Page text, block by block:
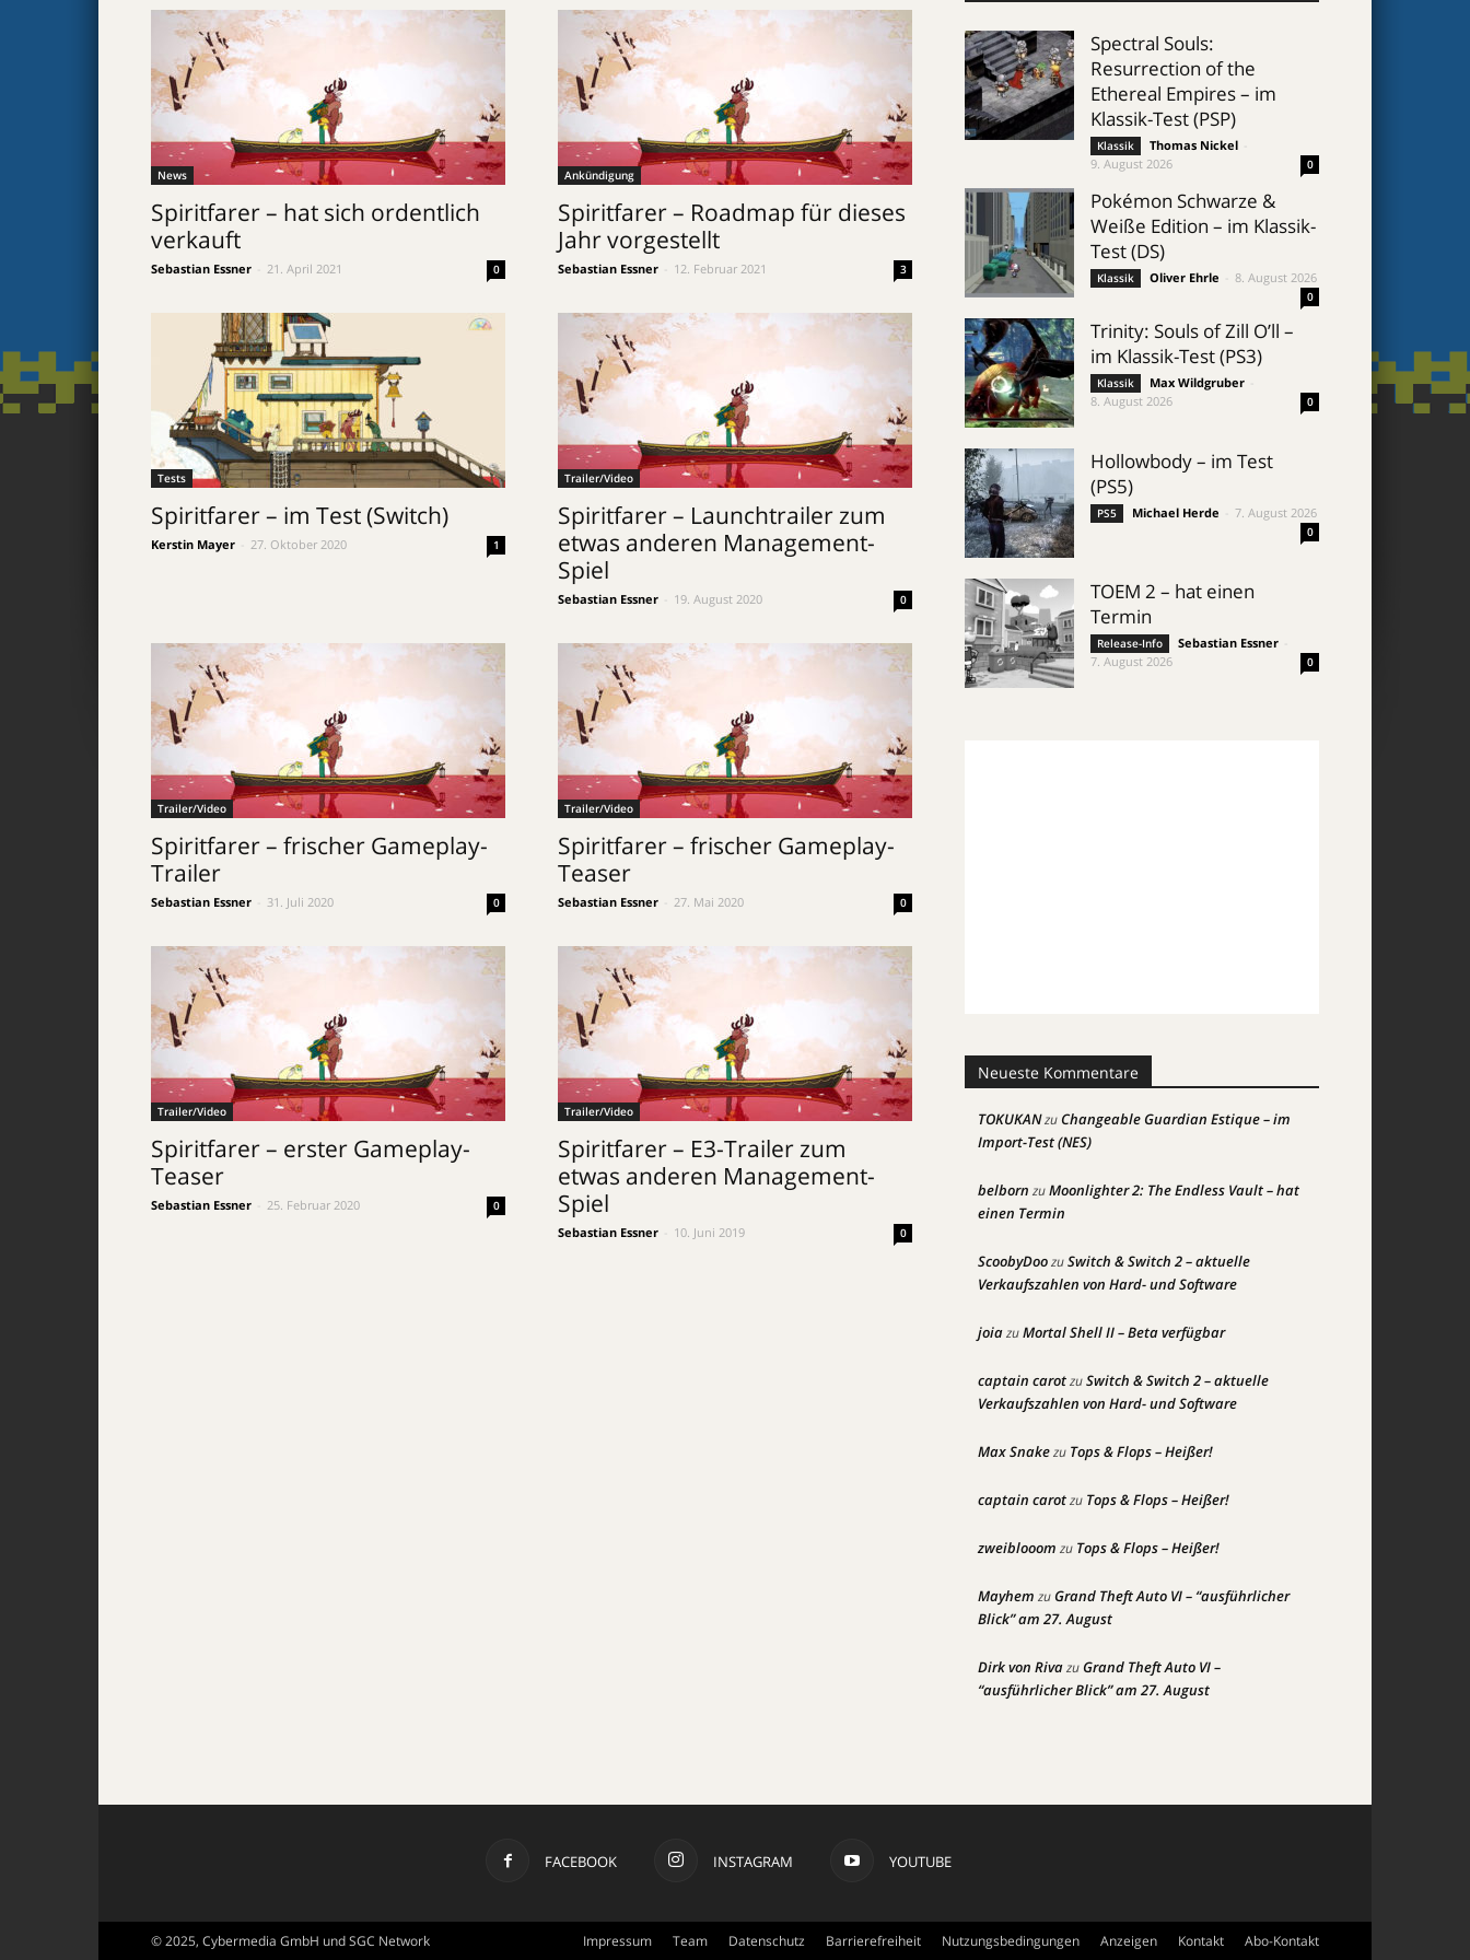
News
Spiritfarer – hat sich ordentlich
verkauft
Sebastian Essner 21. April 2021 0
Ankündigung
Spiritfarer – Roadmap für dieses
Jahr vorgestellt
Sebastian Essner 12. Februar 2021 3
Tests
Spiritfarer – im Test (Switch)
Kerstin Mayer 27. Oktober 2020 1
Trailer/Video
Spiritfarer – Launchtrailer zum
etwas anderen Management-
Spiel
Sebastian Essner 19. August 2020 0
Trailer/Video
Spiritfarer – frischer Gameplay-
Trailer
Sebastian Essner 31. Juli 2020 0
Trailer/Video
Spiritfarer – frischer Gameplay-
Teaser
Sebastian Essner 27. Mai 2020 0
Trailer/Video
Spiritfarer – erster Gameplay-
Teaser
Sebastian Essner 25. Februar 2020 0
Trailer/Video
Spiritfarer – E3-Trailer zum
etwas anderen Management-
Spiel
Sebastian Essner 10. Juni 2019 0
Spectral Souls:
Resurrection of the
Ethereal Empires – im
Klassik-Test (PSP)
Klassik Thomas Nickel
9. August 2026
0
Pokémon Schwarze &
Weiße Edition – im Klassik-
Test (DS)
Klassik Oliver Ehrle 8. August 2026
0
Trinity: Souls of Zill O’ll –
im Klassik-Test (PS3)
Klassik Max Wildgruber
8. August 2026
0
Hollowbody – im Test
(PS5)
PS5 Michael Herde 7. August 2026
0
TOEM 2 – hat einen
Termin
Release-Info Sebastian Essner
7. August 2026
0
Neueste Kommentare
TOKUKANzuChangeable Guardian Estique – im
Import-Test (NES)
belborn zuMoonlighter 2: The Endless Vault – hat
einen Termin
ScoobyDoozuSwitch & Switch 2 – aktuelle
Verkaufszahlen von Hard- und Software
joiazuMortal Shell II – Beta verfügbar
captain carotzuSwitch & Switch 2 – aktuelle
Verkaufszahlen von Hard- und Software
Max Snakezu Tops & Flops – Heißer!
captain carotzu Tops & Flops – Heißer!
zweiblooom zu Tops & Flops – Heißer!
Mayhem zuGrand Theft Auto VI – “ausführlicher
Blick” am 27. August
Dirk von RivazuGrand Theft Auto VI –
“ausführlicher Blick” am 27. August
FACEBOOK INSTAGRAM YOUTUBE
Impressum Team Datenschutz Barrierefreiheit Nutzungsbedingungen Anzeigen Kontakt Abo-Kontakt
© 2025, Cybermedia GmbH und SGC Network